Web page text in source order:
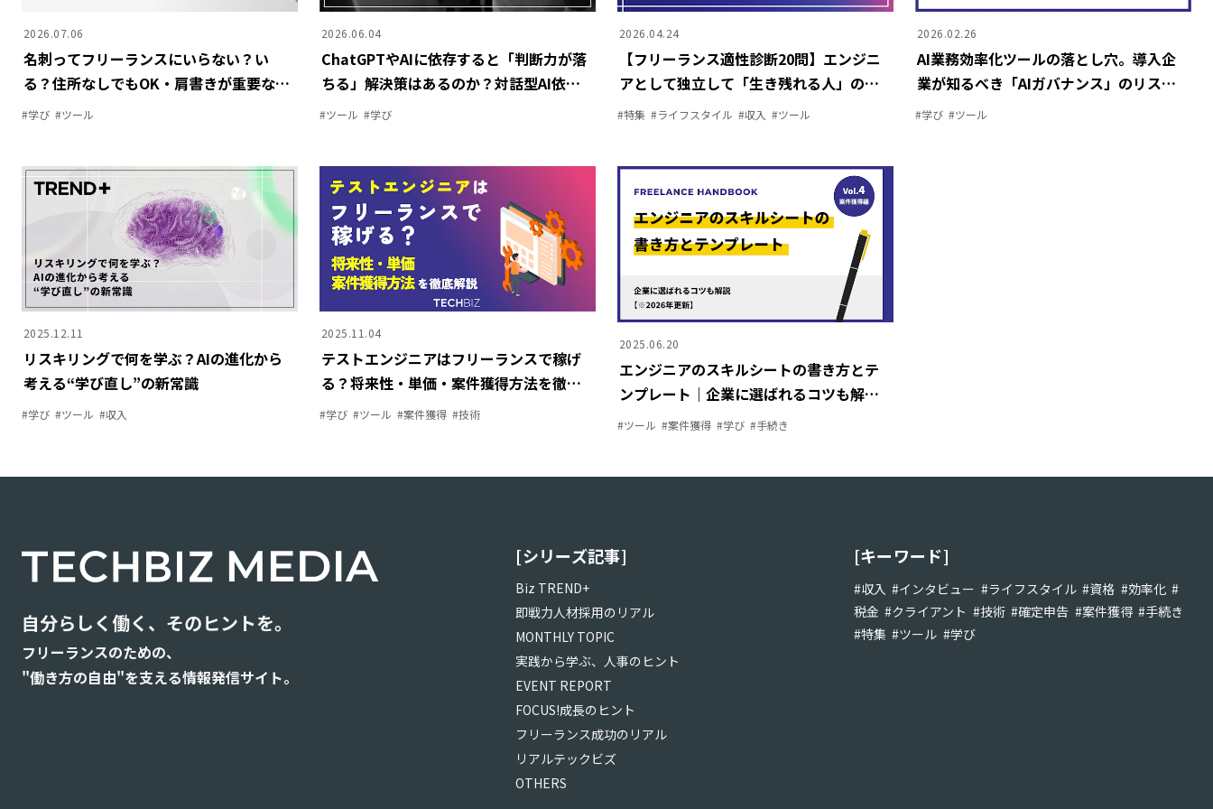
フリーランス成功のリアル
リアルテックビズ
収入#インタビュー ライフスタイル# 資格
クライアント#技術# 確定申告
手続き#特集#ツール#学び
自分らしく働く、そのヒントを。
フリーランスのための、
2026.07.06
名刺ってフリーランスにいらない？い
る？住所なしでもOK・肩書きが重要なワ
ケとは。名刺で案件獲得した「筆者の体
#学び #ツール
2026.06.04
ChatGPTやAIに依存すると「判断力が落
ちる」――解決策はあるのか？対話型AI依存
が危険といわれるワケ
#ツール #学び
2026.04.24
【フリーランス適性診断20問】エンジニ
アとして独立して「生き残れる人」の条
件とは？
#特集 #ライフスタイル #収入 #ツール
2026.02.26
AI業務効率化ツールの落とし穴。導入企
業が知るべき「AIガバナンス」のリスク
と対策とは
#学び #ツール
2025.12.11
リスキリングで何を学ぶ？AIの進化から
考える“学び直し”の新常識
#学び #ツール #収入
2025.11.04
テストエンジニアはフリーランスで稼げ
る？将来性・単価・案件獲得方法を徹底
解説
#学び #ツール #案件獲得 #技術
2025.06.20
エンジニアのスキルシートの書き方とテ
ンプレート｜企業に選ばれるコツも解説
【※2026年更新】
#ツール #案件獲得 #学び #手続き
自分らしく働く、そのヒントを。
フリーランスのための、
"働き方の自由"を支える情報発信サイト。
[シリーズ記事]
Biz TREND+
即戦力人材採用のリアル
MONTHLY TOPIC
実践から学ぶ、人事のヒント
EVENT REPORT
FOCUS!成長のヒント
フリーランス成功のリアル
リアルテックビズ
OTHERS
[キーワード]
#収入 #インタビュー #ライフスタイル #資格 #効率化 #
税金 #クライアント #技術 #確定申告 #案件獲得 #手続き
#特集 #ツール #学び